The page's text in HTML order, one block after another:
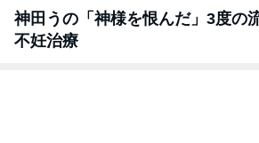
神田うの「神様を恨んだ」3度の
不妊治療